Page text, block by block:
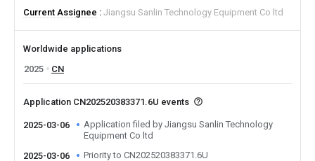
Current Assignee
Jiangsu Sanlin Technology Equipment Co ltd
Worldwide applications
2025
CN
Application CN202520383371.6U events
2025-03-06
Application filed by Jiangsu Sanlin Technology
Equipment Co ltd
2025-03-06
Priority to CN202520383371.6U